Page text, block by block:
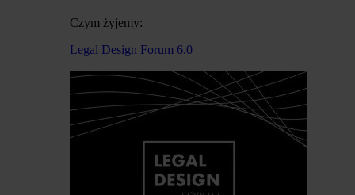
Czym żyjemy:
Legal Design Forum 6.0